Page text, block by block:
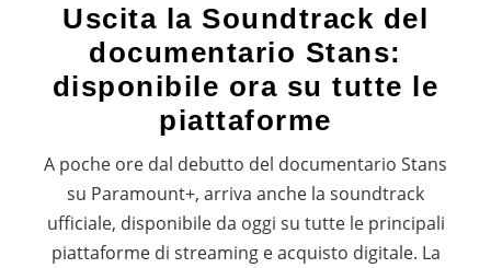
Uscita la Soundtrack del
documentario Stans:
disponibile ora su tutte le
piattaforme
A poche ore dal debutto del documentario Stans
su Paramount+, arriva anche la soundtrack
ufficiale, disponibile da oggi su tutte le principali
piattaforme di streaming e acquisto digitale. La